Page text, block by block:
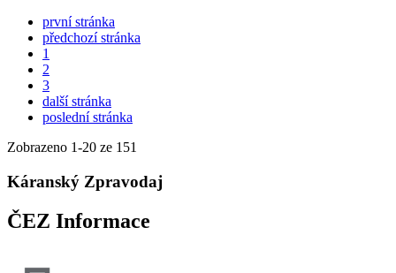
první stránka
předchozí stránka
1
2
3
další stránka
poslední stránka
Zobrazeno 1-20 ze 151
Káranský Zpravodaj
ČEZ Informace